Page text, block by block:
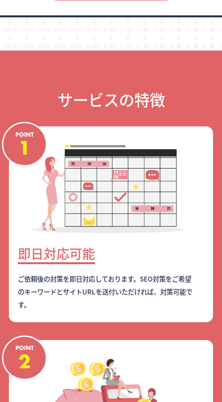
サービスの特徴
即日対応可能
ご依頼後の対策を即日対応しております。SEO対策をご希望
のキーワードとサイトURLを送付いただければ、対策可能で
す。